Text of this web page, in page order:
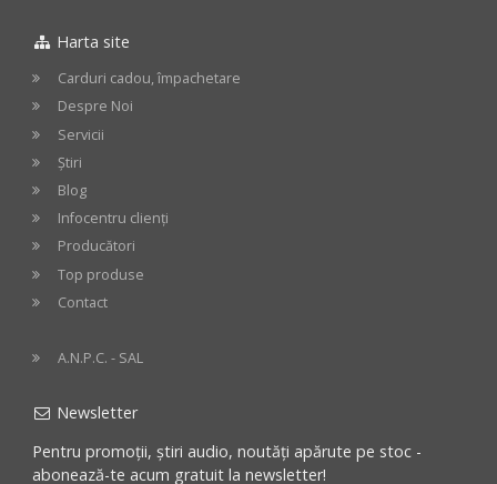
Harta site
Carduri cadou, împachetare
Despre Noi
Servicii
Știri
Blog
Infocentru clienți
Producători
Top produse
Contact
A.N.P.C. - SAL
Newsletter
Pentru promoții, știri audio, noutăți apărute pe stoc -
abonează-te acum gratuit la newsletter!